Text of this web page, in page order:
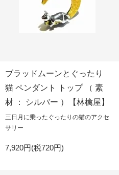
ブラッドムーンとぐったり
猫 ペンダント トップ （ 素
材 ： シルバー ）【林檎屋】
三日月に乗ったぐったりの猫のアクセ
サリー
7,920円(税720円)